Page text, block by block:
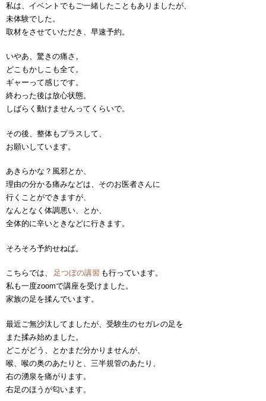
私は、イベントでもご一緒したこともありましたが、
未体験でした。
取材をさせていただき、早速予約。
いやあ、驚きの痛さ。
どこもかしこも全て。
ギャーって感じです。
終わった後は放心状態。
しばらく動けませんってくらいで。
その後、整体もプラスして、
お願いしています。
あきらかな？風邪とか、
理由の分かる痛みなどは、そのお医者さんに
行くことができますが、
なんとなく体調悪い、とか、
全体的に辛いときなどに行きます。
そろそろ予約せねば。
こちらでは、 足つぼの講習 も行っています。
私も一度zoomで講座を受けました。
家族の足を揉んでいます。
最近ご無沙汰してましたが、受験生のセガレの足を
また揉み始めました。
どこがどう、とかまだ分かりませんが、
喉、喉の奥のあたりと、三半規管のあたり、
右の湧泉を痛がります。
右足のほうが匂います。